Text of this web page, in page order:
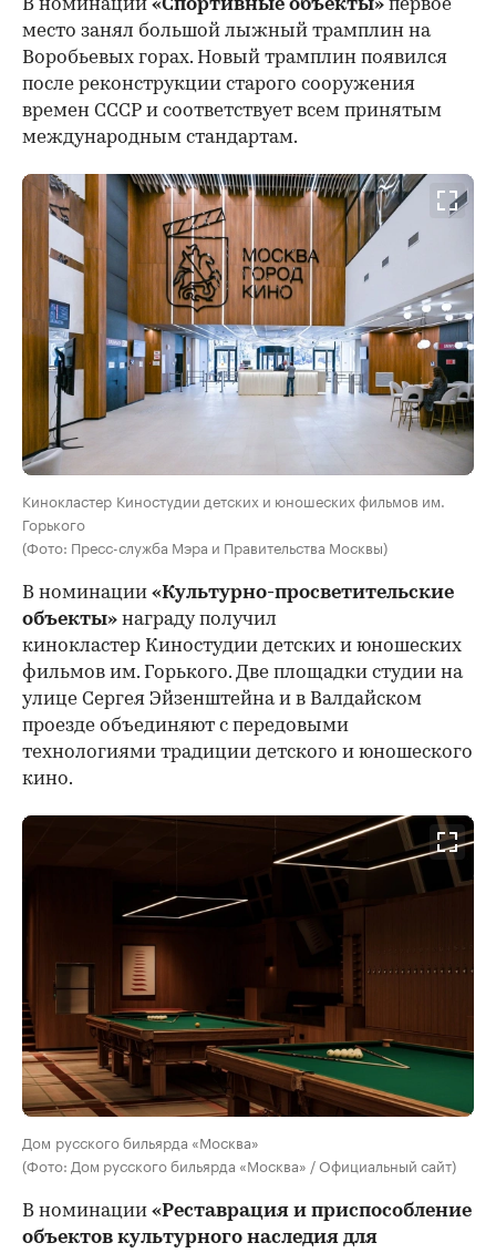
В номинации «Спортивные объекты» первое
место занял большой лыжный трамплин на
Воробьевых горах. Новый трамплин появился
после реконструкции старого сооружения
времен СССР и соответствует всем принятым
международным стандартам.
Кинокластер Киностудии детских и юношеских фильмов им.
Горького
(Фото: Пресс-служба Мэра и Правительства Москвы)
В номинации «Культурно-просветительские
объекты» награду получил
кинокластер Киностудии детских и юношеских
фильмов им. Горького. Две площадки студии на
улице Сергея Эйзенштейна и в Валдайском
проезде объединяют с передовыми
технологиями традиции детского и юношеского
кино.
Дом русского бильярда «Москва»
(Фото: Дом русского бильярда «Москва» / Официальный сайт)
В номинации «Реставрация и приспособление
объектов культурного наследия для